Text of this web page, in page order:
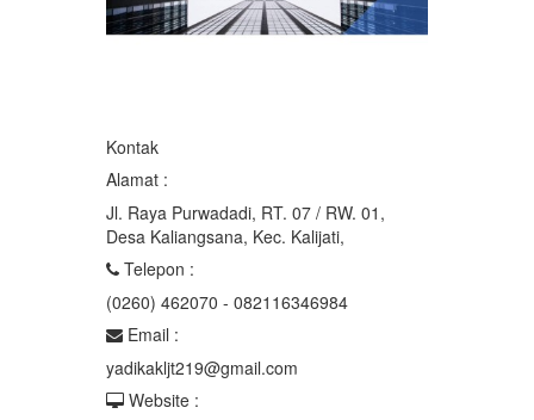
Kontak
Alamat :
Jl. Raya Purwadadi, RT. 07 / RW. 01,
Desa Kaliangsana, Kec. Kalijati,
Telepon :
(0260) 462070 - 082116346984
Email :
yadikakljt219@gmail.com
Website :